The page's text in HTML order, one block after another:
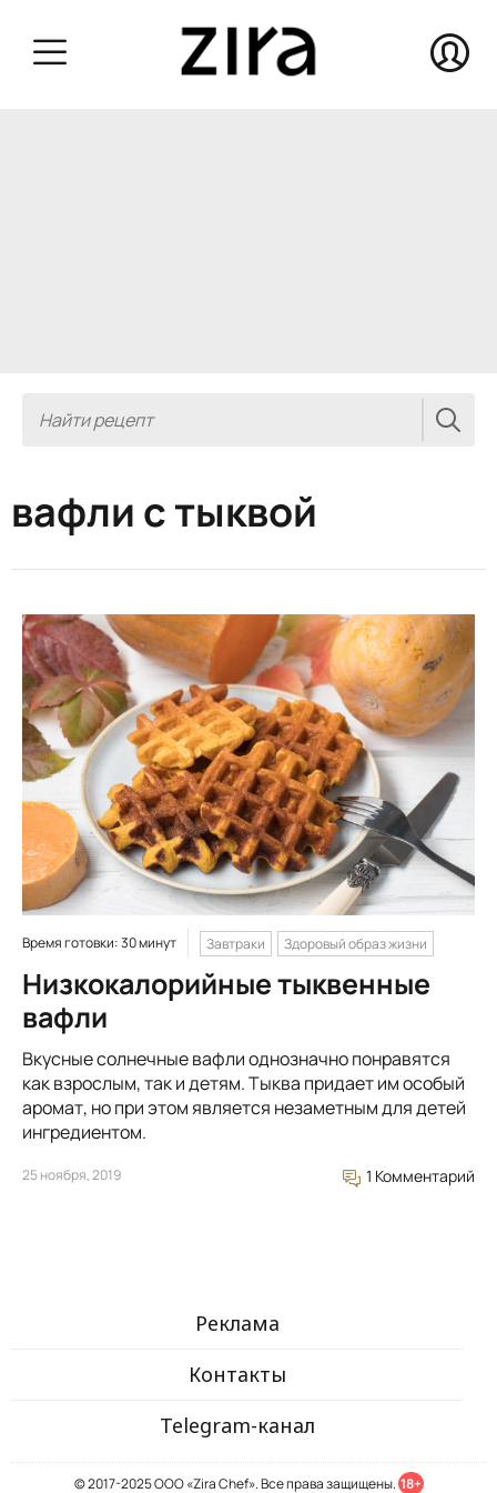
вафли с тыквой
Время готовки: 30 минут Завтраки Здоровый образ жизни
Низкокалорийные тыквенные
вафли
Вкусные солнечные вафли однозначно понравятся
как взрослым, так и детям. Тыква придает им особый
аромат, но при этом является незаметным для детей
ингредиентом.
25 ноября, 2019 1 Комментарий
Реклама
Контакты
Telegram-канал
© 2017-2025 ООО «Zira Chef». Все права защищены. 18+